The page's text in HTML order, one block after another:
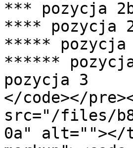
*** pozycja
**** pozycja
***** pozycja
******
pozycja 3
</code></
src="/files/
0a" alt=""></